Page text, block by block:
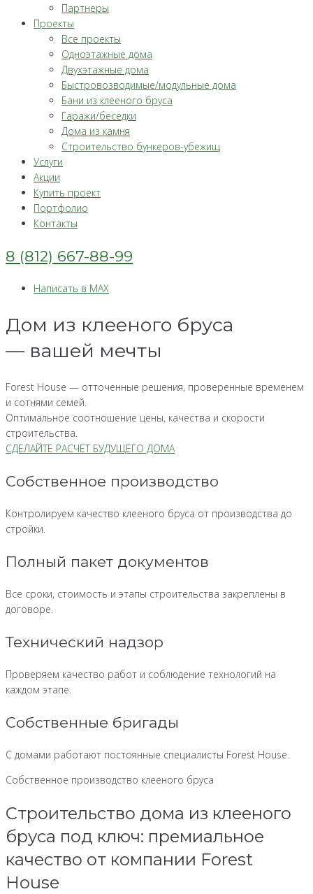
Партнеры
Проекты
Все проекты
Одноэтажные дома
Двухэтажные дома
Быстровозводимые/модульные дома
Бани из клееного бруса
Гаражи/беседки
Дома из камня
Строительство бункеров-убежищ
Услуги
Акции
Купить проект
Портфолио
Контакты
8 (812) 667-88-99
Написать в MAX
Дом из клееного бруса
— вашей мечты
Forest House — отточенные решения, проверенные временем
и сотнями семей.
Оптимальное соотношение цены, качества и скорости
строительства.
СДЕЛАЙТЕ РАСЧЕТ БУДУЩЕГО ДОМА
Собственное производство
Контролируем качество клееного бруса от производства до
стройки.
Полный пакет документов
Все сроки, стоимость и этапы строительства закреплены в
договоре.
Технический надзор
Проверяем качество работ и соблюдение технологий на
каждом этапе.
Собственные бригады
С домами работают постоянные специалисты Forest House.
Собственное производство клееного бруса
Строительство дома из клееного
бруса под ключ: премиальное
качество от компании Forest
House